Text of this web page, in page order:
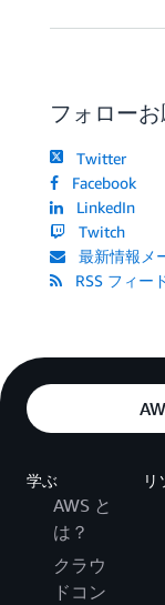
フォロー
Twitter
Facebook
LinkedIn
Twitch
最新情報メ
RSS フィー
学ぶ
AWS と
は？
クラウ
ドコン
リ